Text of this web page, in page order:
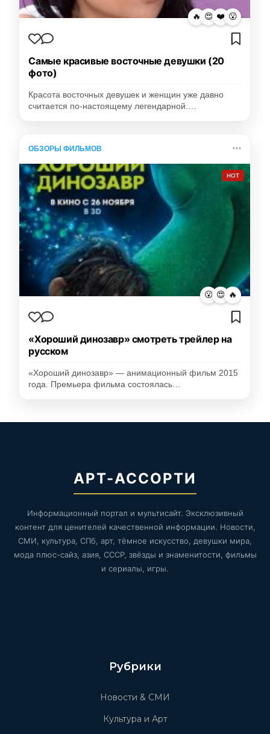
🔥 😍 ❤️ 😮
Самые красивые восточные девушки (20
фото)
Красота восточных девушек и женщин уже давно
считается по-настоящему легендарной.…
ОБЗОРЫ ФИЛЬМОВ
HOT
😮 😍 🔥
«Хороший динозавр» смотреть трейлер на
русском
«Хороший динозавр» — анимационный фильм 2015
года. Премьера фильма состоялась…
АРТ-АССОРТИ
Информационный портал и мультисайт. Эксклюзивный
контент для ценителей качественной информации. Новости,
СМИ, культура, СПб, арт, тёмное искусство, девушки мира,
мода плюс-сайз, азия, СССР, звёзды и знаменитости, фильмы
и сериалы, игры.
Рубрики
Новости & СМИ
Культура и Арт